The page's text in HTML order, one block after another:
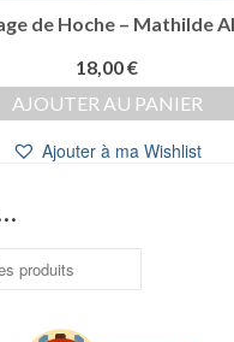
de Hoche – Mathilde
18,00€
AJOUTER AU PANIER
Ajouter à ma Wishlist